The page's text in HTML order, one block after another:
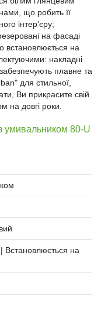
що робить її
інтер'єру;
на фасаді
встановлюється на
накладні
плавне та
для стильної,
Ви прикрасите свій
на довгі роки.
умивальником 80-U
Встановлюється на